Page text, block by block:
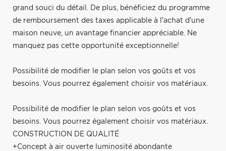
grand souci du détail. De plus, bénéficiez du programme
de remboursement des taxes applicable à l'achat d'une
maison neuve, un avantage financier appréciable. Ne
manquez pas cette opportunité exceptionnelle!
Possibilité de modifier le plan selon vos goûts et vos
besoins. Vous pourrez également choisir vos matériaux.
Possibilité de modifier le plan selon vos goûts et vos
besoins. Vous pourrez également choisir vos matériaux.
CONSTRUCTION DE QUALITÉ
+Concept à air ouverte luminosité abondante